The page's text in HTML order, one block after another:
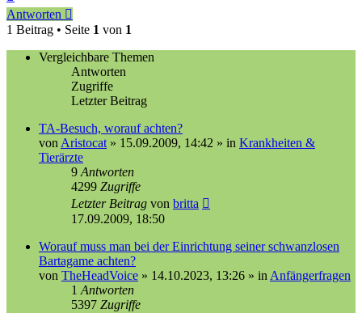
oben
Antworten
1 Beitrag • Seite 1 von 1
Vergleichbare Themen
Antworten
Zugriffe
Letzter Beitrag
TA-Besuch, worauf achten?
von Aristocat » 15.09.2009, 14:42 » in Krankheiten &
Tierärzte
9 Antworten
4299 Zugriffe
Letzter Beitrag von britta
17.09.2009, 18:50
Worauf muss man bei der Einrichtung seiner schwanzlosen
Bartagame achten?
von TheHeadVoice » 14.10.2023, 13:26 » in Anfängerfragen
1 Antworten
5397 Zugriffe